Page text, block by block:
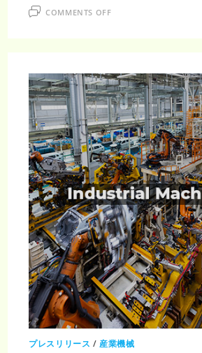
COMMENTS OFFON
装
置
市
場
調
査
レ
ポ
ー
ト
｜
2035
年
1,695
億
米
ド
ル
規
模
へ
拡
大・
CAGR7.57％
で
加
速
す
る
産
業
プレスリリース /産業機械